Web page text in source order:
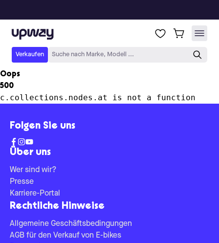
Upway
Verkaufen Suche nach Marke, Modell ...
Oops
500
c.collections.nodes.at is not a function
Über uns
Wer sind wir?
Presse
Karriere-Portal
Rechtliche Hinweise
Allgemeine Geschäftsbedingungen
AGB für den Verkauf von E-bikes
Folgen Sie uns